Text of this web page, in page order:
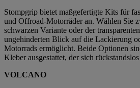
Stompgrip bietet maßgefertigte Kits für
und Offroad-Motorräder an. Wählen Sie
schwarzen Variante oder der
ungehinderten Blick auf die Lackierung
Motorrads ermöglicht. Beide Optionen
Kleber ausgestattet, der sich
VOLCANO